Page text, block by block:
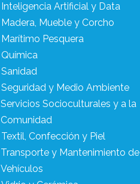
Inteligencia Artificial y Data
Madera, Mueble y Corcho
Marítimo Pesquera
Química
Sanidad
Seguridad y Medio Ambiente
Servicios Socioculturales y a la
Comunidad
Textil, Confección y Piel
Transporte y Mantenimiento de
Vehículos